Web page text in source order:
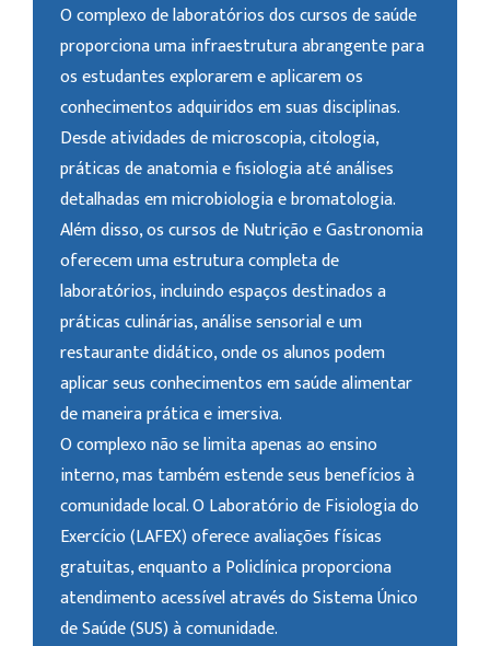
O complexo de laboratórios dos cursos de saúde
proporciona uma infraestrutura abrangente para
os estudantes explorarem e aplicarem os
conhecimentos adquiridos em suas disciplinas.
Desde atividades de microscopia, citologia,
práticas de anatomia e fisiologia até análises
detalhadas em microbiologia e bromatologia.
Além disso, os cursos de Nutrição e Gastronomia
oferecem uma estrutura completa de
laboratórios, incluindo espaços destinados a
práticas culinárias, análise sensorial e um
restaurante didático, onde os alunos podem
aplicar seus conhecimentos em saúde alimentar
de maneira prática e imersiva.
O complexo não se limita apenas ao ensino
interno, mas também estende seus benefícios à
comunidade local. O Laboratório de Fisiologia do
Exercício (LAFEX) oferece avaliações físicas
gratuitas, enquanto a Policlínica proporciona
atendimento acessível através do Sistema Único
de Saúde (SUS) à comunidade.